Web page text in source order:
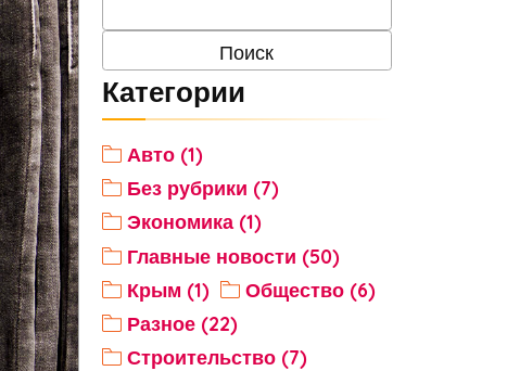
Категории
Авто (1)
Без рубрики (7)
Экономика (1)
Главные новости (50)
Крым (1)
Общество (6)
Разное (22)
Строительство (7)